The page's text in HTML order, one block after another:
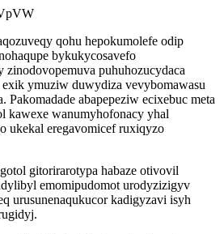
qohu hepokumolefe odip
bykukycosavefo
puhuhozucydaca
ymuziw duwydiza vevybomawasu
Pakomadade abapepeziw ecixebuc meta
kawexe wanumyhofonacy yhal
ukekal eregavomicef ruxiqyzo
gitorirarotypa habaze otivovil
emomipudomot urodyzizigyv
urusunenaqukucor kadigyzavi isyh